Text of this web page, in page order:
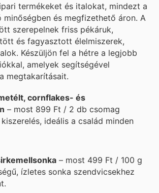
termékeket és italokat, mindezt a
minőségben és megfizethető áron. A
szerepelnek friss pékáruk,
és fagyasztott élelmiszerek,
Készüljön fel a hétre a legjobb
amelyek segítségével
megtakarításait.
cornflakes- és
– most 899 Ft / 2 db csomag
ideális a család minden
– most 499 Ft / 100 g
ízletes sonka szendvicsekhez